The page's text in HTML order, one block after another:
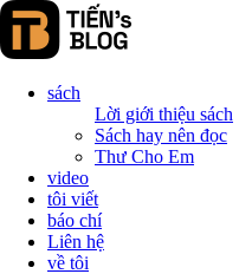
sách
Lời giới thiệu sách
Sách hay nên đọc
Thư Cho Em
video
tôi viết
báo chí
Liên hệ
về tôi